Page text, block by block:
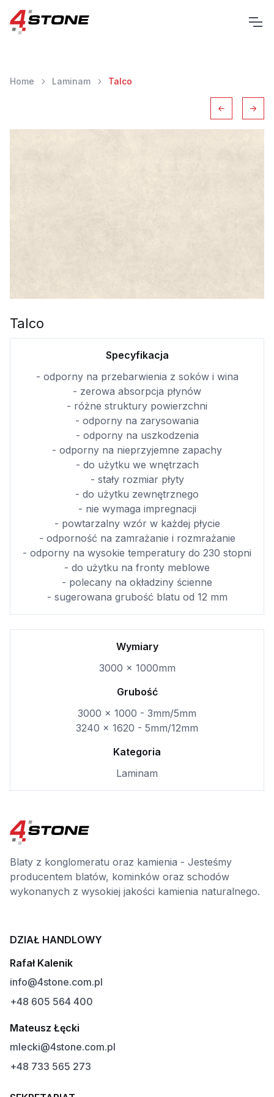
Home Laminam Talco
Talco
Specyfikacja
- odporny na przebarwienia z soków i wina
- zerowa absorpcja płynów
- różne struktury powierzchni
- odporny na zarysowania
- odporny na uszkodzenia
- odporny na nieprzyjemne zapachy
- do użytku we wnętrzach
- stały rozmiar płyty
- do użytku zewnętrznego
- nie wymaga impregnacji
- powtarzalny wzór w każdej płycie
- odporność na zamrażanie i rozmrażanie
- odporny na wysokie temperatury do 230 stopni
- do użytku na fronty meblowe
- polecany na okładziny ścienne
- sugerowana grubość blatu od 12 mm
Wymiary
3000 x 1000mm
Grubość
3000 x 1000 - 3mm/5mm
3240 x 1620 - 5mm/12mm
Kategoria
Laminam
Blaty z konglomeratu oraz kamienia - Jesteśmy
producentem blatów, kominków oraz schodów
wykonanych z wysokiej jakości kamienia naturalnego.
DZIAŁ HANDLOWY
Rafał Kalenik
info@4stone.com.pl
+48 605 564 400
Mateusz Łęcki
mlecki@4stone.com.pl
+48 733 565 273